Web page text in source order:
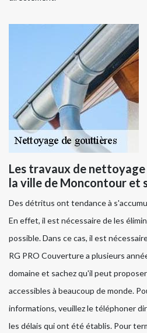
Les travaux de
la ville de Moncontour et
Des détritus ont tendance à
En effet, il est nécessaire de les
possible. Dans ce cas, il est
RG PRO Couverture a plusieurs
domaine et sachez qu'il peut
accessibles à beaucoup de monde.
informations, veuillez le téléphoner
les délais qui ont été établis. Pour